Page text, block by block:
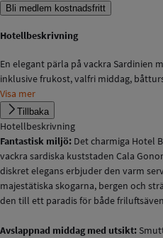
Bli medlem kostnadsfritt
Hotellbeskrivning
En elegant pärla på vackra
inklusive frukost, valfri middag,
Visa mer
Tillbaka
Hotellbeskrivning
Fantastisk miljö: Det charmiga Hotel
vackra sardiska kuststaden Cala
diskret elegans erbjuder den varm
majestätiska skogarna, bergen och
den till ett paradis för både
Avslappnad middag med utsikt: